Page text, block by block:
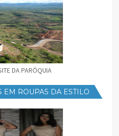
DA PARÓQUIA
ROUPAS DA ESTILO